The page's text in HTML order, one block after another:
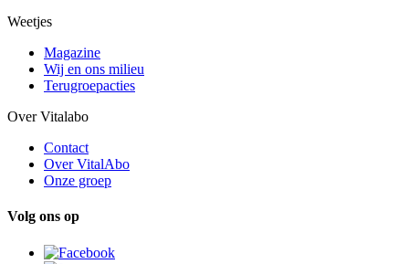
Weetjes
Magazine
Wij en ons milieu
Terugroepacties
Over Vitalabo
Contact
Over VitalAbo
Onze groep
Volg ons op